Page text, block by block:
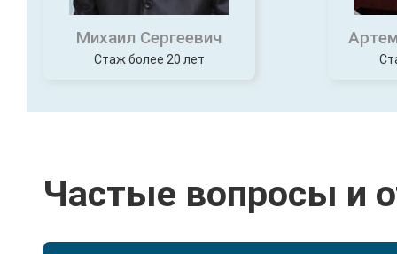
Михаил Сергеевич
Стаж более 20 лет
Частые вопросы и